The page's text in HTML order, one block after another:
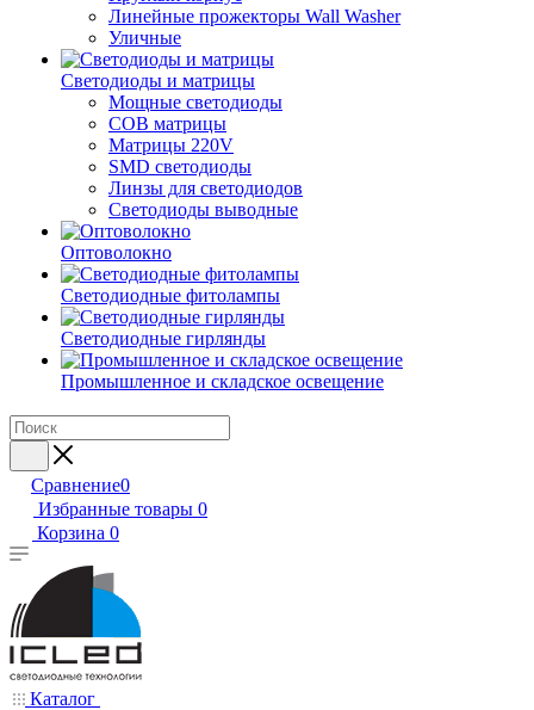
Линейные прожекторы Wall Washer
Уличные
Светодиоды и матрицы
Мощные светодиоды
COB матрицы
Матрицы 220V
SMD светодиоды
Линзы для светодиодов
Светодиоды выводные
Оптоволокно
Светодиодные фитолампы
Светодиодные гирлянды
Промышленное и складское освещение
Сравнение0
Избранные товары 0
Корзина 0
Каталог